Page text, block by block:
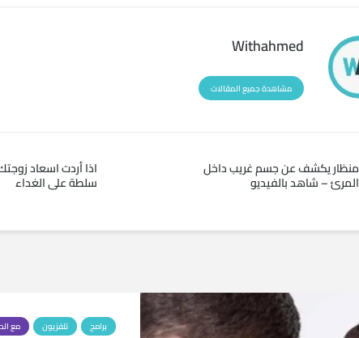
Withahmed
مشاهدة جميع المقالات
اذا أردت اسعاد
سلطة على الغداء
منظار يكشف عن جسم غريب داخل
المرئ – شاهد بالفيديو
برامج تلفزيون مع